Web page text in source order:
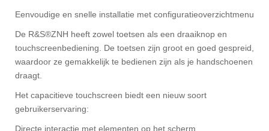
Eenvoudige en snelle installatie met configuratieoverzichtmenu
De R&S®ZNH heeft zowel toetsen als een draaiknop en
touchscreenbediening. De toetsen zijn groot en goed gespreid,
waardoor ze gemakkelijk te bedienen zijn als je handschoenen
draagt.
Het capacitieve touchscreen biedt een nieuw soort
gebruikerservaring:
Directe interactie met elementen op het scherm